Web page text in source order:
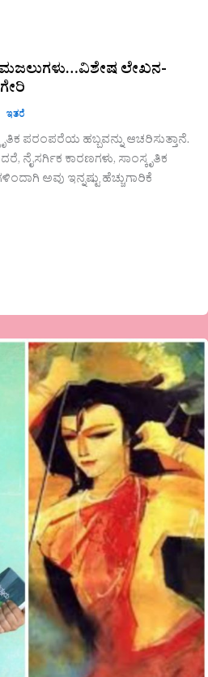
ಲೇಖನ-
ಇತರೆ
ಪರಂಪರೆಯ ಹಬ್ಬವನ್ನು ಆಚರಿಸುತ್ತಾನೆ.
ನೈಸರ್ಗಿಕ ಕಾರಣಗಳು, ಸಾಂಸ್ಕೃತಿಕ
ಅವು ಇನ್ನಷ್ಟು ಹೆಚ್ಚುಗಾರಿಕೆ